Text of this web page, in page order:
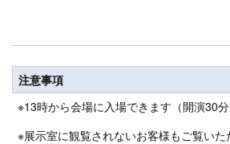
注意事項
※13時から会場に入場できます（開演30分
※展示室に観覧されないお客様もご覧いた